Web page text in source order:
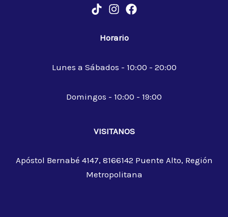
Horario
Lunes a Sábados - 10:00 - 20:00
Domingos - 10:00 - 19:00
VISITANOS
Apóstol Bernabé 4147, 8166142 Puente Alto, Región
Metropolitana